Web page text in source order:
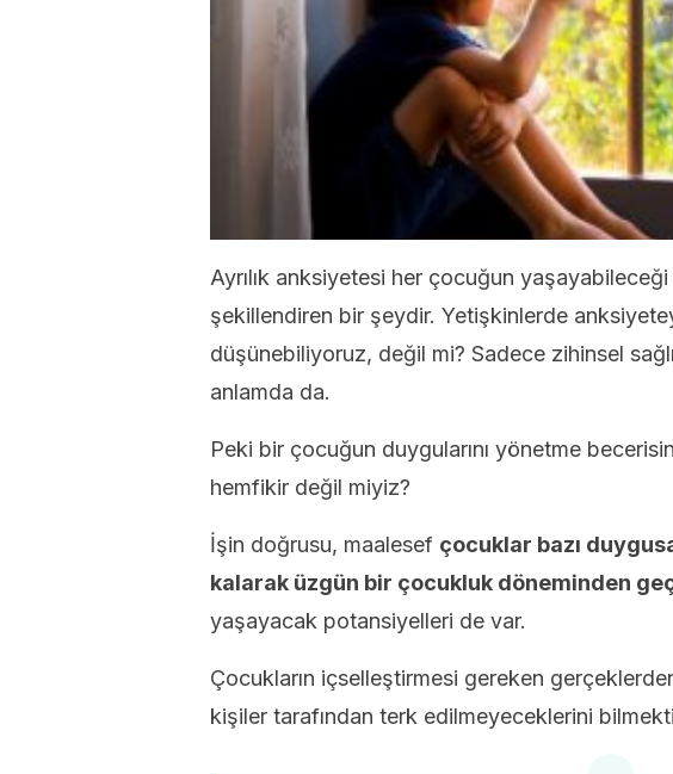
Ayrılık anksiyetesi her çocuğun
şekillendiren bir şeydir. Yetişkinlerde
düşünebiliyoruz, değil mi? Sadece zihinsel
anlamda da.
Peki bir çocuğun duygularını yönetme
hemfikir değil miyiz?
İşin doğrusu, maalesef çocuklar bazı
kalarak üzgün bir çocukluk döneminden
yaşayacak potansiyelleri de var.
Çocukların içselleştirmesi gereken
kişiler tarafından terk edilmeyeceklerini